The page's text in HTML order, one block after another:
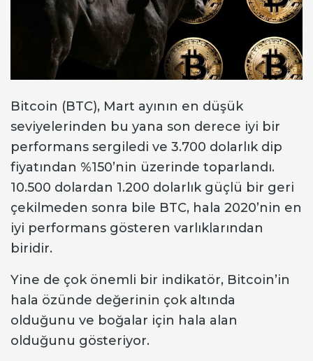
Bitcoin (BTC), Mart ayının en düşük
seviyelerinden bu yana son derece iyi bir
performans sergiledi ve 3.700 dolarlık dip
fiyatından %150’nin üzerinde toparlandı.
10.500 dolardan 1.200 dolarlık güçlü bir geri
çekilmeden sonra bile BTC, hala 2020’nin en
iyi performans gösteren varlıklarından
biridir.
Yine de çok önemli bir indikatör, Bitcoin’in
hala özünde değerinin çok altında
olduğunu ve boğalar için hala alan
olduğunu gösteriyor.